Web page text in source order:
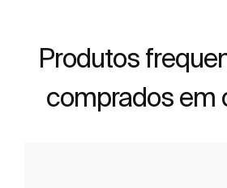
Produtos
comprados em